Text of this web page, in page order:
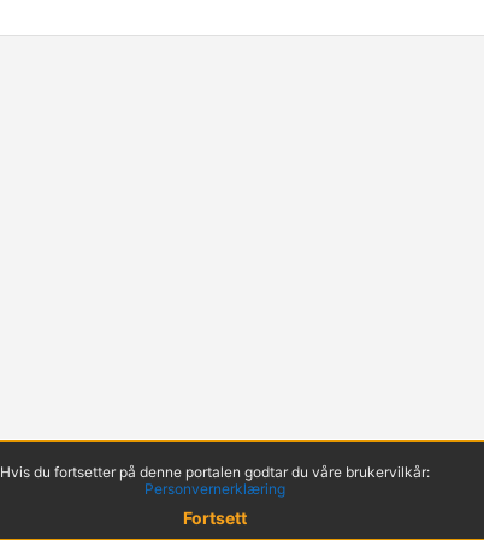
Hvis du fortsetter på denne portalen godtar du våre brukervilkår:
Personvernerklæring
Fortsett